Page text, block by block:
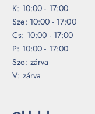
K: 10:00 - 17:00
Sze: 10:00 - 17:00
Cs: 10:00 - 17:00
P: 10:00 - 17:00
Szo: zárva
V: zárva